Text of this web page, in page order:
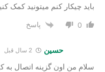
باید چیکار کنم میتونید کمک
0 پاسخ
حسین
سلام من اون گزینه اتصال به